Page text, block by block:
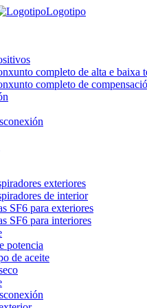
Logotipo
completo de alta e baixa
completo de
exteriores
de interior
SF6 para exteriores
SF6 para interiores
potencia
de aceite